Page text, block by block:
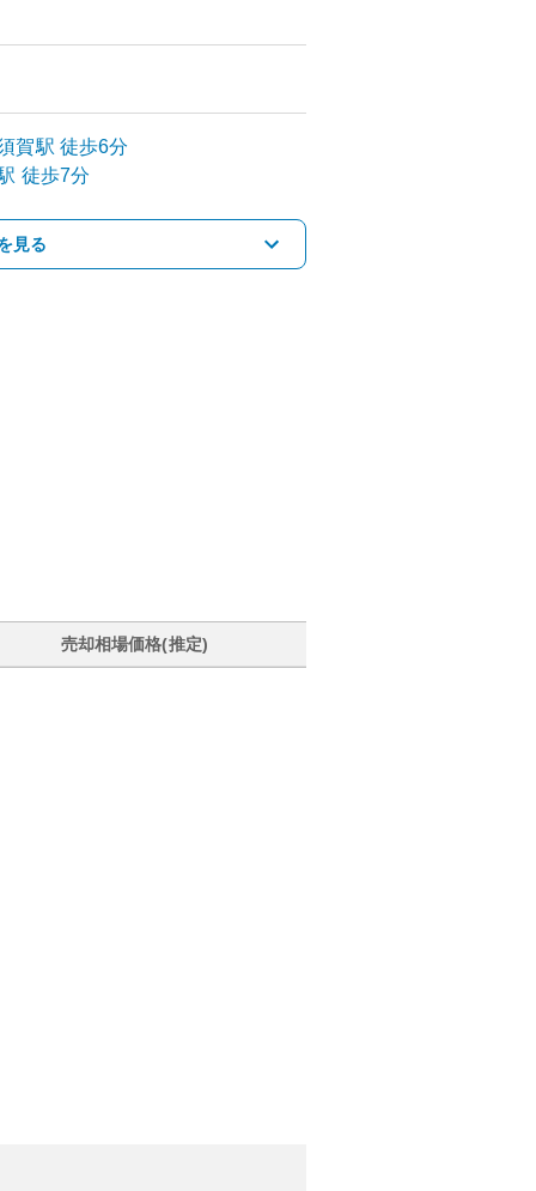
賀駅 徒歩6分
徒歩7分
見る
売却相場価格(推定)